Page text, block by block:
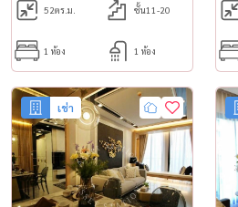
52ตร.ม. ชั้น11-20
1 ห้อง 1 ห้อง
เช่า